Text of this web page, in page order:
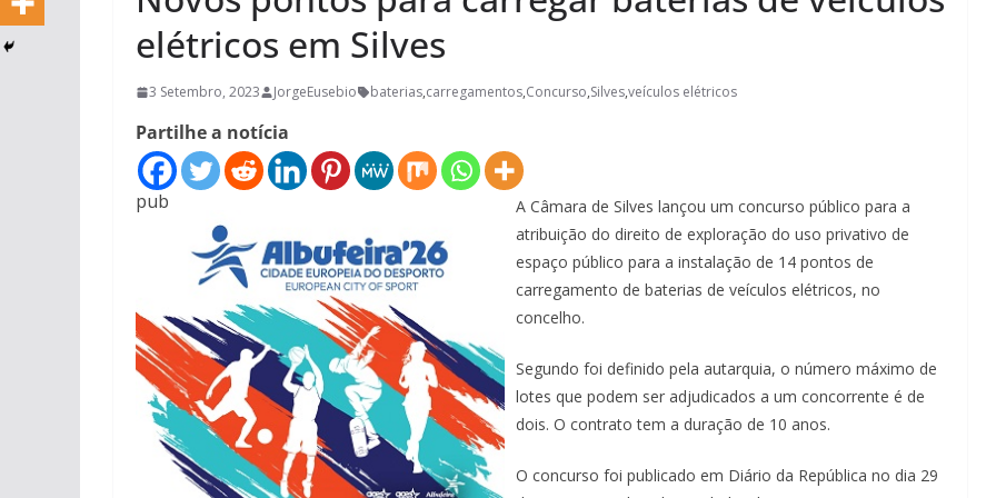
elétricos em Silves
3 Setembro, 2023 JorgeEusebio baterias,carregamentos,Concurso,Silves,veículos elétricos
Partilhe a notícia
pub
A Câmara de Silves lançou um concurso público para a
atribuição do direito de exploração do uso privativo de
espaço público para a instalação de 14 pontos de
carregamento de baterias de veículos elétricos, no
concelho.
Segundo foi definido pela autarquia, o número máximo de
lotes que podem ser adjudicados a um concorrente é de
dois. O contrato tem a duração de 10 anos.
O concurso foi publicado em Diário da República no dia 29